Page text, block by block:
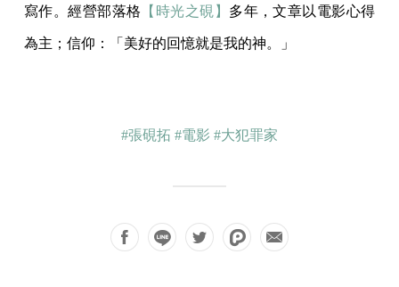
寫作。經營部落格 【時光之硯】 多年，文章以電影心得
為主；信仰：「美好的回憶就是我的神。」
#張硯拓 #電影 #大犯罪家